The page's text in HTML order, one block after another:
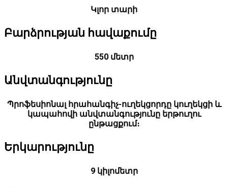
Կլոր տարի
Բարձրության հավաքումը
550 մետր
Անվտանգությունը
Պրոֆեսիոնալ հրահանգիչ-ուղեկցորդը կուղեկցի և
կապահովի անվտանգությունը երթուղու
ընթացքում։
Երկարությունը
9 կիլոմետր